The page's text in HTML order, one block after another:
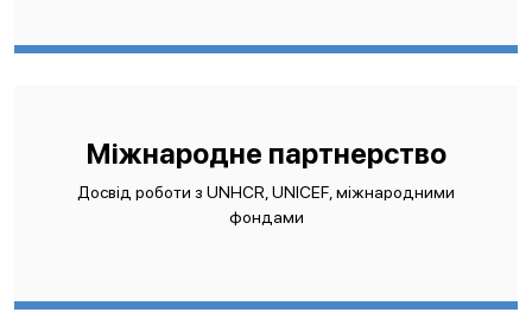
Міжнародне партнерство
Досвід роботи з UNHCR, UNICEF, міжнародними
фондами